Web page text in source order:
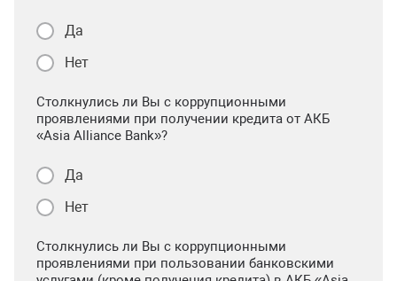
Да
Нет
Столкнулись ли Вы с коррупционными
проявлениями при получении кредита от АКБ
«Asia Alliance Bank»?
Да
Нет
Столкнулись ли Вы с коррупционными
проявлениями при пользовании банковскими